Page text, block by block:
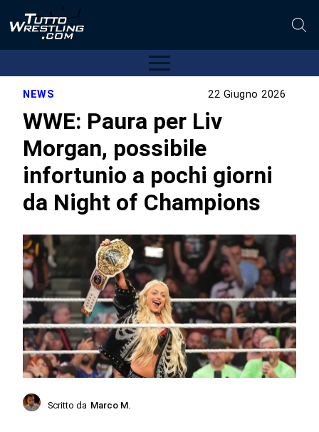
NEWS 22 Giugno 2026
WWE: Paura per Liv
Morgan, possibile
infortunio a pochi giorni
da Night of Champions
Scritto da Marco M.